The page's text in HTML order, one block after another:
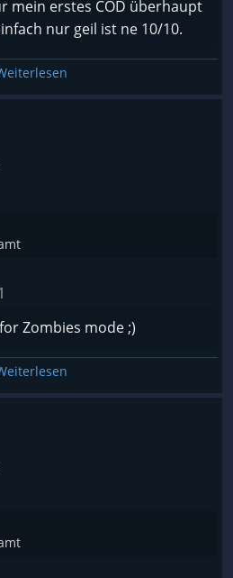
mein erstes COD überhaupt
nur geil ist ne 10/10.
Zombies mode ;)